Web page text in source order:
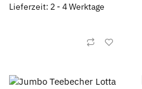
Lieferzeit: 2 - 4 Werktage